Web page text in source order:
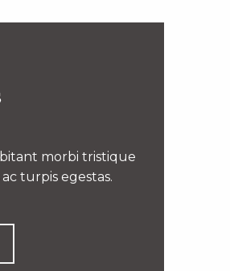
morbi tristique
turpis egestas.